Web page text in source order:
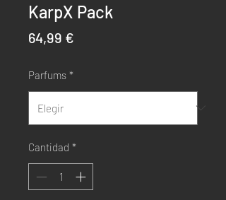
KarpX Pack
64,99 €
Parfums *
Cantidad *